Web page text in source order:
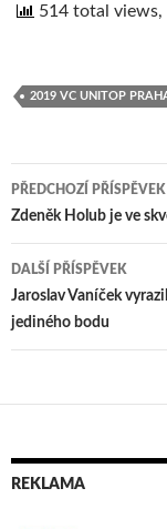
514 total
2019 VC UNITOP
Navigace
pro
příspěvek
PŘEDCHOZÍ PŘÍSPĚVEK
Zdeněk Holub je ve
DALŠÍ PŘÍSPĚVEK
Jaroslav Vaníček
jediného bodu
REKLAMA